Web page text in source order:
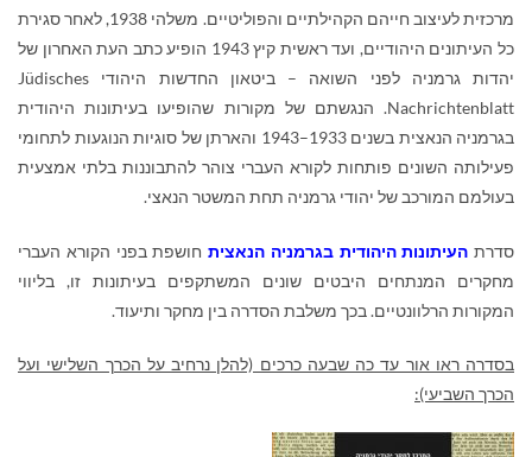
מרכזית לעיצוב חייהם הקהילתיים והפוליטיים. משלהי 1938, לאחר סגירת
כל העיתונים היהודיים, ועד ראשית קיץ 1943 הופיע כתב העת האחרון של
יהדות גרמניה לפני השואה – ביטאון החדשות היהודי Jüdisches
Nachrichtenblatt. הנגשתם של מקורות שהופיעו בעיתונות היהודית
בגרמניה הנאצית בשנים 1933–1943 והארתן של סוגיות הנוגעות לתחומי
פעילותה השונים פותחות לקורא העברי צוהר להתבוננות בלתי אמצעית
בעולמם המורכב של יהודי גרמניה תחת המשטר הנאצי.
סדרת העיתונות היהודית בגרמניה הנאצית חושפת בפני הקורא העברי
מחקרים המנתחים היבטים שונים המשתקפים בעיתונות זו, בליווי
המקורות הרלוונטיים. בכך משלבת הסדרה בין מחקר ותיעוד.
בסדרה ראו אור עד כה שבעה כרכים (להלן נרחיב על הכרך השלישי ועל
הכרך השביעי):